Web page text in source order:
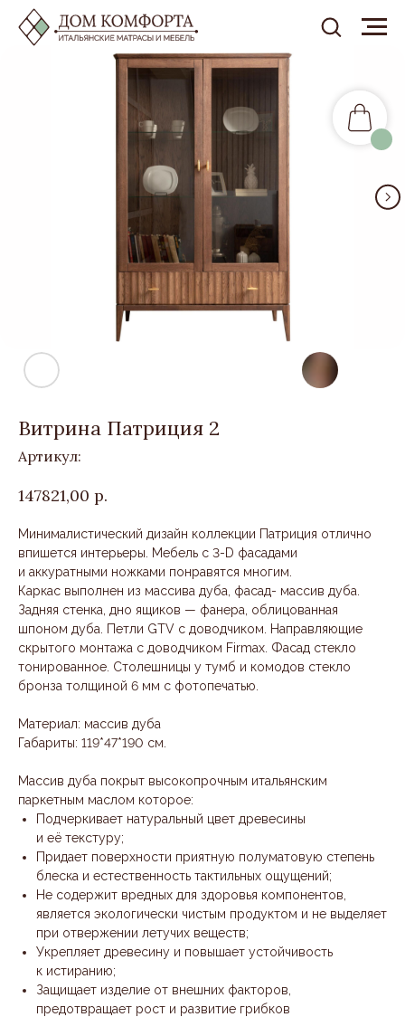
Витрина Патриция 2
Артикул:
147821,00 р.
Минималистический дизайн коллекции Патриция отлично
впишется интерьеры. Мебель с 3-D фасадами
и аккуратными ножками понравятся многим.
Каркас выполнен из массива дуба, фасад- массив дуба.
Задняя стенка, дно ящиков — фанера, облицованная
шпоном дуба. Петли GTV с доводчиком. Направляющие
скрытого монтажа с доводчиком Firmax. Фасад стекло
тонированное. Столешницы у тумб и комодов стекло
бронза толщиной 6 мм с фотопечатью.
Материал: массив дуба
Габариты: 119*47*190 см.
Массив дуба покрыт высокопрочным итальянским
паркетным маслом которое:
Подчеркивает натуральный цвет древесины
и её текстуру;
Придает поверхности приятную полуматовую степень
блеска и естественность тактильных ощущений;
Не содержит вредных для здоровья компонентов,
является экологически чистым продуктом и не выделяет
при отвержении летучих веществ;
Укрепляет древесину и повышает устойчивость
к истиранию;
Защищает изделие от внешних факторов,
предотвращает рост и развитие грибков